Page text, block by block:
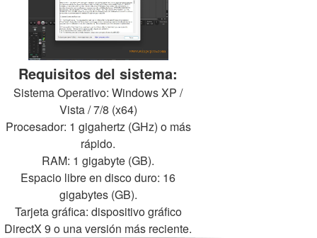
Requisitos del sistema:
Sistema Operativo: Windows XP /
Vista / 7/8 (x64)
Procesador: 1 gigahertz (GHz) o más
rápido.
RAM: 1 gigabyte (GB).
Espacio libre en disco duro: 16
gigabytes (GB).
Tarjeta gráfica: dispositivo gráfico
DirectX 9 o una versión más reciente.